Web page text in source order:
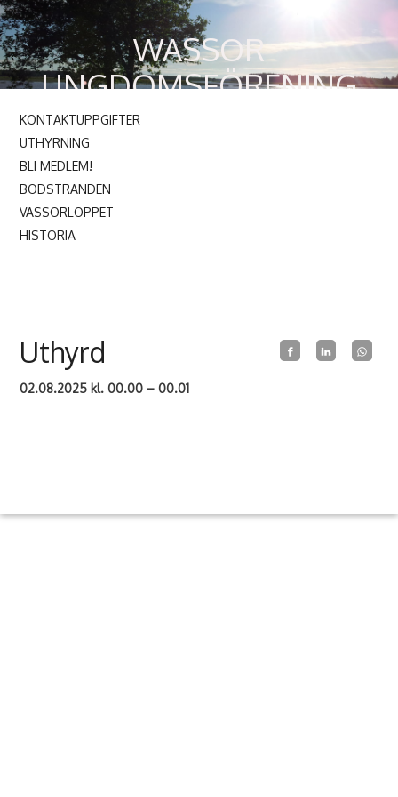
WASSOR
UNGDOMSFÖRENING
KONTAKTUPPGIFTER
UTHYRNING
BLI MEDLEM!
BODSTRANDEN
VASSORLOPPET
HISTORIA
Uthyrd
02.08.2025 kl. 00.00 – 00.01